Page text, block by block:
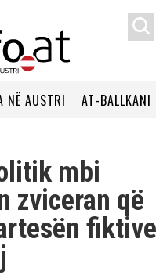
NË AUSTRI AT-BALLKANI
mbi
zviceran që